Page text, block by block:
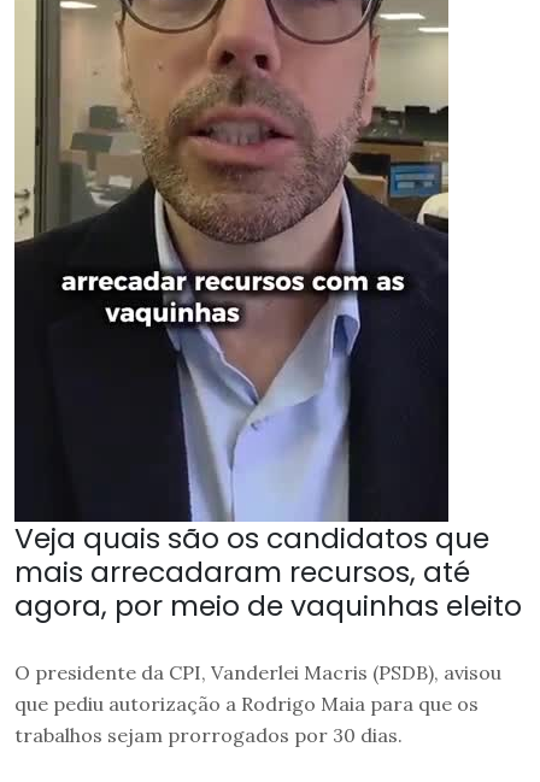
Veja quais são os candidatos que
mais arrecadaram recursos, até
agora, por meio de vaquinhas eleito
O presidente da CPI, Vanderlei Macris (PSDB), avisou
que pediu autorização a Rodrigo Maia para que os
trabalhos sejam prorrogados por 30 dias.